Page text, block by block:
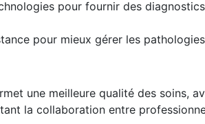
pour fournir des
pour mieux gérer les
une meilleure qualité des soins,
la collaboration entre